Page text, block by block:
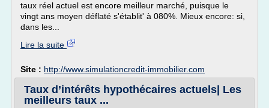
taux réel actuel est encore meilleur marché, puisque le
vingt ans moyen déflaté s'établit' à 080%. Mieux encore: si,
dans les...
Lire la suite
Site : http://www.simulationcredit-immobilier.com
Taux d’intérêts hypothécaires actuels| Les
meilleurs taux ...